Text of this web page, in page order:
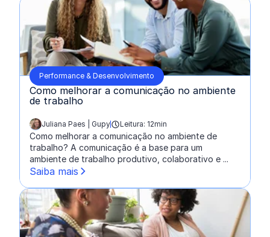
Performance & Desenvolvimento
Como melhorar a comunicação no ambiente
de trabalho
escrito por:
Juliana Paes | Gupy Leitura: 12min
Como melhorar a comunicação no ambiente de
trabalho? A comunicação é a base para um
ambiente de trabalho produtivo, colaborativo e ...
Saiba mais